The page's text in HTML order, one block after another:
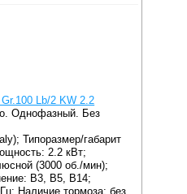
Lb/2 KW 2.2
Однофазный. Без
Типоразмер/габарит
2.2 кВт;
(3000 об./мин);
B3, B5, B14;
Наличие тормоза: без